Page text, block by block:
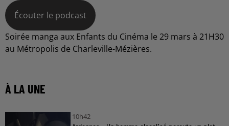
Écouter le podcast
Soirée manga aux Enfants du Cinéma le 29 mars à 21H30
au Métropolis de Charleville-Mézières.
À LA UNE
10h42